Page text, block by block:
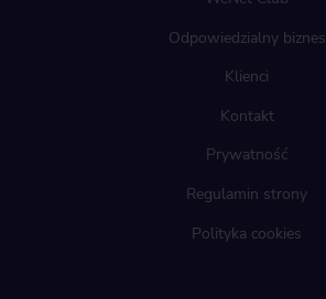
Odpowiedzialny biznes
Klienci
Kontakt
Prywatność
Regulamin strony
Polityka cookies